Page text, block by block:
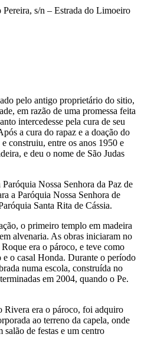
s/n – Estrada do Limoeiro
pelo antigo proprietário do sitio,
em razão de uma promessa feita
intercedesse pela cura de seu
a cura do rapaz e a doação do
construiu, entre os anos 1950 e
e deu o nome de São Judas
Nossa Senhora da Paz de
a Paróquia Nossa Senhora de
Santa Rita de Cássia.
o primeiro templo em madeira
alvenaria. As obras iniciaram no
era o pároco, e teve como
e o casal Honda. Durante o período
numa escola, construída no
em 2004, quando o Pe.
Rivera era o pároco, foi adquiro
ao terreno da capela, onde
salão de festas e um centro